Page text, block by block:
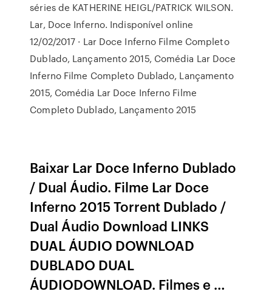
séries de KATHERINE HEIGL/PATRICK WILSON.
Lar, Doce Inferno. Indisponível online
12/02/2017 · Lar Doce Inferno Filme Completo
Dublado, Lançamento 2015, Comédia Lar Doce
Inferno Filme Completo Dublado, Lançamento
2015, Comédia Lar Doce Inferno Filme
Completo Dublado, Lançamento 2015
Baixar Lar Doce Inferno Dublado
/ Dual Áudio. Filme Lar Doce
Inferno 2015 Torrent Dublado /
Dual Áudio Download LINKS
DUAL ÁUDIO DOWNLOAD
DUBLADO DUAL
ÁUDIODOWNLOAD. Filmes e …